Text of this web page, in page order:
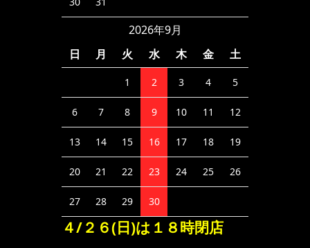
2026年9月
日
月 火 水 木 金 土
1 2 3 4 5
6 7 8 9 10 11 12
13 14 15 16 17 18 19
20 21 22 23 24 25 26
27 28 29 30
４/２６(日)は１８時閉店